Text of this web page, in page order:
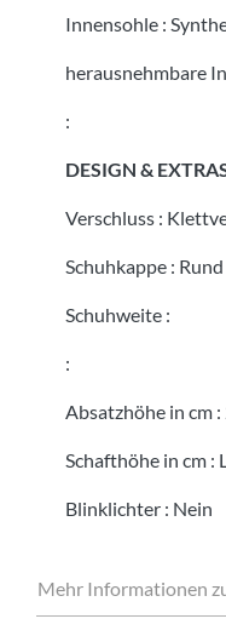
Innensohle :
herausnehmbare
:
DESIGN &
Verschluss :
Schuhkappe : Rund
Schuhweite :
:
Absatzhöhe in cm :
Schafthöhe in cm :
Blinklichter : Nein
Mehr Informationen